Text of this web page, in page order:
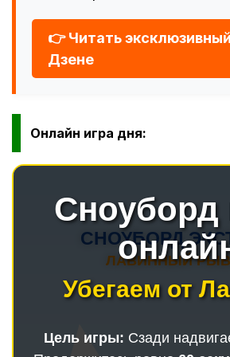
👉 Читать
Дзене
Онлайн игра дня: